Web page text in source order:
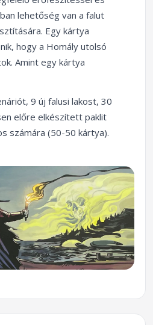
lehetőség van a falut
Egy kártya
hogy a Homály utolsó
Amint egy kártya
9 új falusi lakost, 30
előre elkészített paklit
számára (50-50 kártya).